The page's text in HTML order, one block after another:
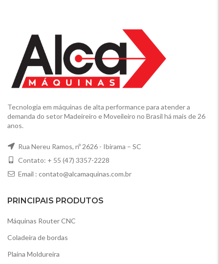
Tecnologia em máquinas de alta performance para atender a
demanda do setor Madeireiro e Moveileiro no Brasil há mais de 26
anos.
Rua Nereu Ramos, nº 2626 - Ibirama – SC
Contato: + 55 (47) 3357-2228
Email : contato@alcamaquinas.com.br
PRINCIPAIS PRODUTOS
Máquinas Router CNC
Coladeira de bordas
Plaina Moldureira